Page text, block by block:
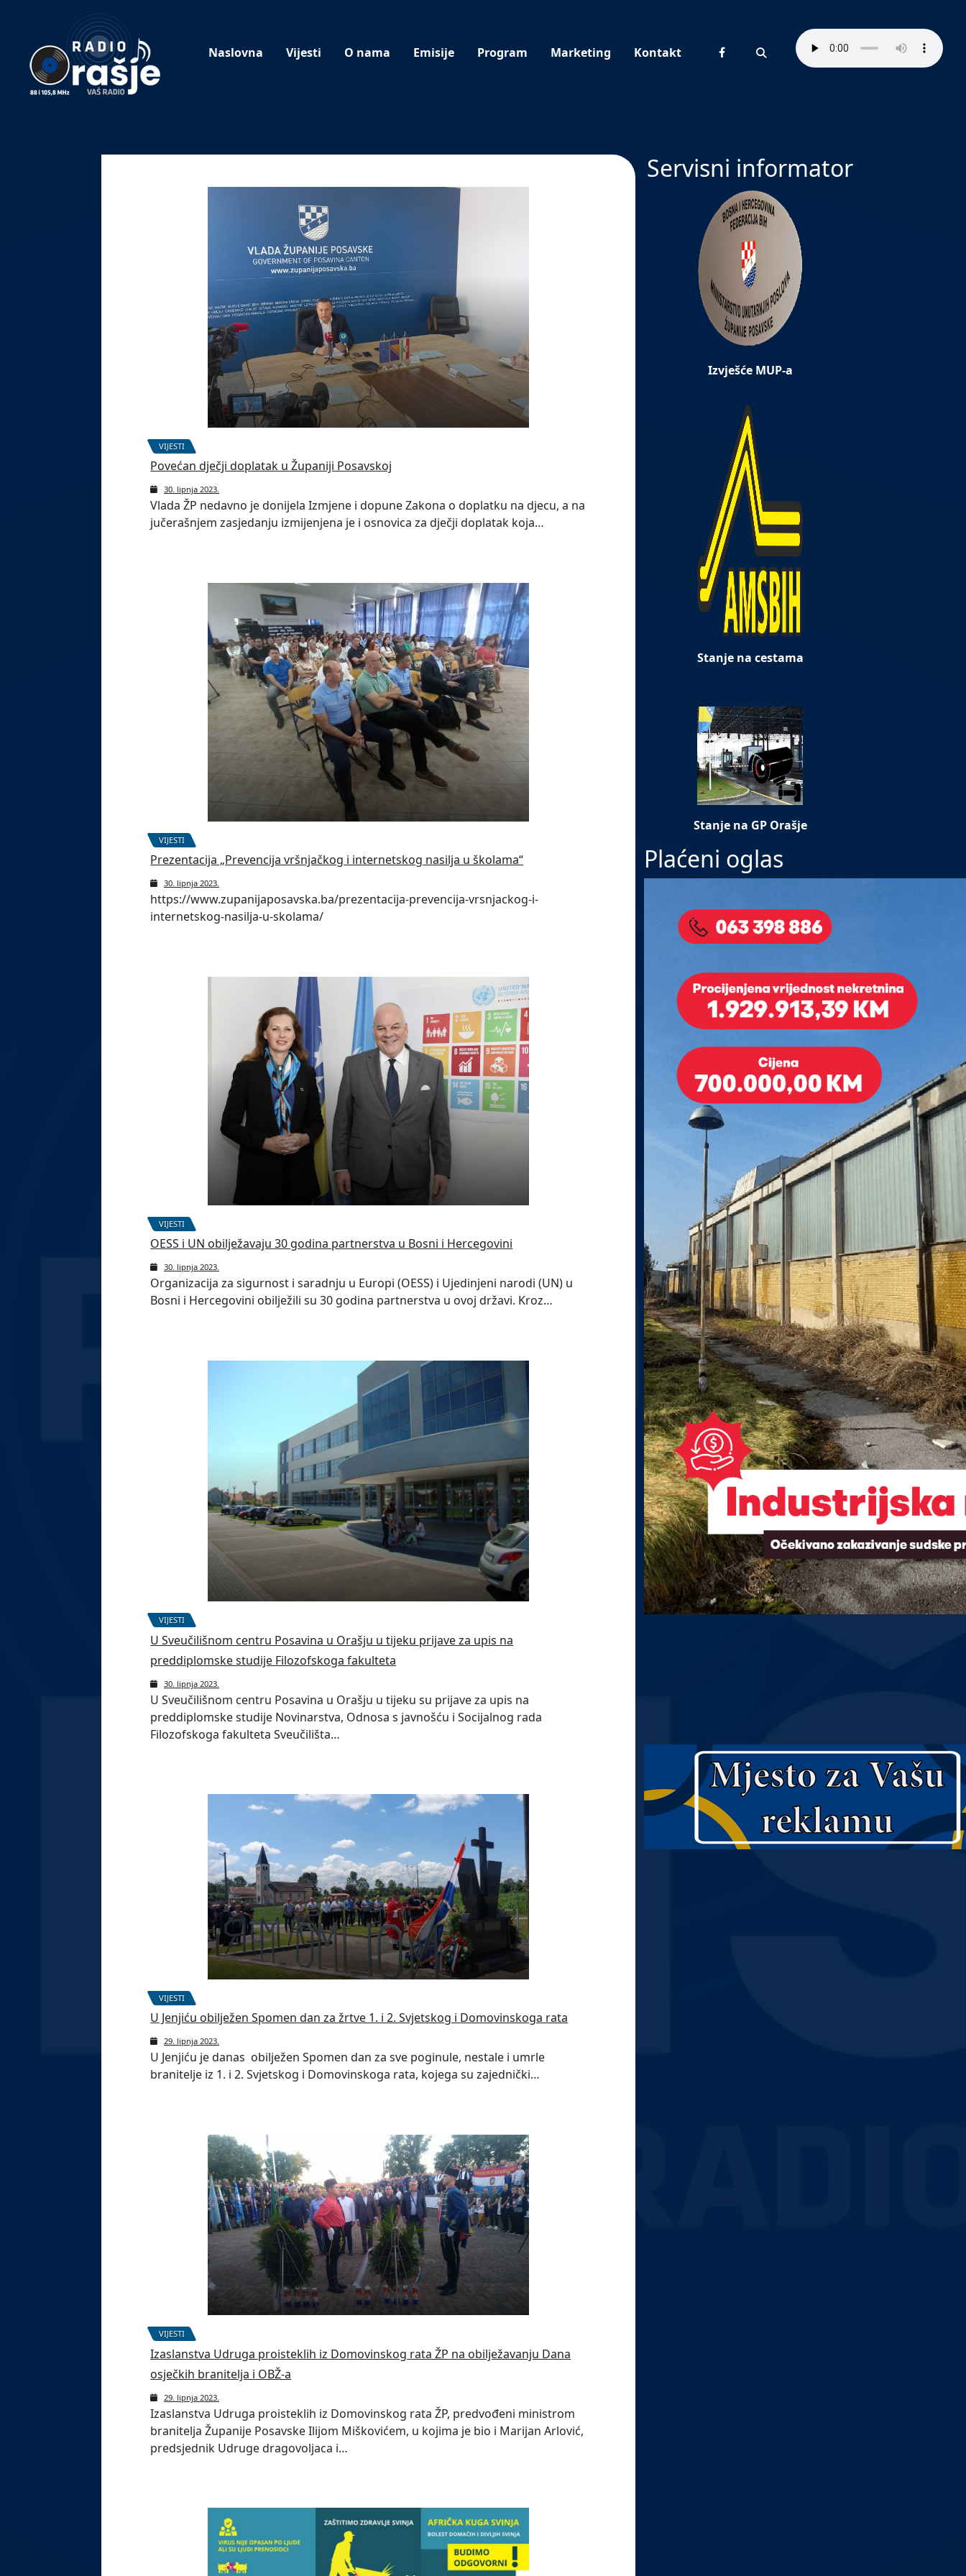
website!
Naslovna Vijesti O nama Emisije Program Marketing Kontakt
VIJESTI
Povećan dječji doplatak u Županiji Posavskoj
30. lipnja 2023.
Vlada ŽP nedavno je donijela Izmjene i dopune Zakona o doplatku na djecu, a na
jučerašnjem zasjedanju izmijenjena je i osnovica za dječji doplatak koja…
VIJESTI
Prezentacija „Prevencija vršnjačkog i internetskog nasilja u školama“
30. lipnja 2023.
https://www.zupanijaposavska.ba/prezentacija-prevencija-vrsnjackog-i-
internetskog-nasilja-u-skolama/
VIJESTI
OESS i UN obilježavaju 30 godina partnerstva u Bosni i Hercegovini
30. lipnja 2023.
Organizacija za sigurnost i saradnju u Europi (OESS) i Ujedinjeni narodi (UN) u
Bosni i Hercegovini obilježili su 30 godina partnerstva u ovoj državi. Kroz…
VIJESTI
U Sveučilišnom centru Posavina u Orašju u tijeku prijave za upis na
preddiplomske studije Filozofskoga fakulteta
30. lipnja 2023.
U Sveučilišnom centru Posavina u Orašju u tijeku su prijave za upis na
preddiplomske studije Novinarstva, Odnosa s javnošću i Socijalnog rada
Filozofskoga fakulteta Sveučilišta…
VIJESTI
U Jenjiću obilježen Spomen dan za žrtve 1. i 2. Svjetskog i Domovinskoga rata
29. lipnja 2023.
U Jenjiću je danas obilježen Spomen dan za sve poginule, nestale i umrle
branitelje iz 1. i 2. Svjetskog i Domovinskoga rata, kojega su zajednički…
VIJESTI
Izaslanstva Udruga proisteklih iz Domovinskog rata ŽP na obilježavanju Dana
osječkih branitelja i OBŽ-a
29. lipnja 2023.
Izaslanstva Udruga proisteklih iz Domovinskog rata ŽP, predvođeni ministrom
branitelja Županije Posavske Ilijom Miškovićem, u kojima je bio i Marijan Arlović,
predsjednik Udruge dragovoljaca i…
Servisni informator
Izvješće MUP-a
Stanje na cestama
Stanje na GP Orašje
Plaćeni oglas